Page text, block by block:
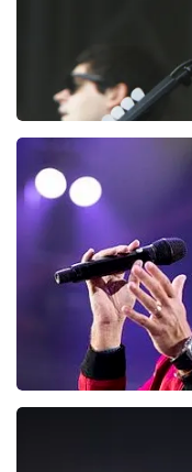
133laatste 30
BESTEL NU